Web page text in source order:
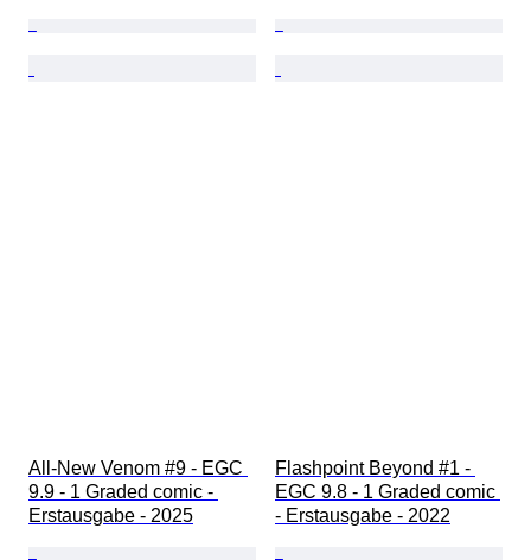
All-New Venom #9 - EGC
9.9 - 1 Graded comic -
Erstausgabe - 2025
Flashpoint Beyond #1 -
EGC 9.8 - 1 Graded comic
- Erstausgabe - 2022